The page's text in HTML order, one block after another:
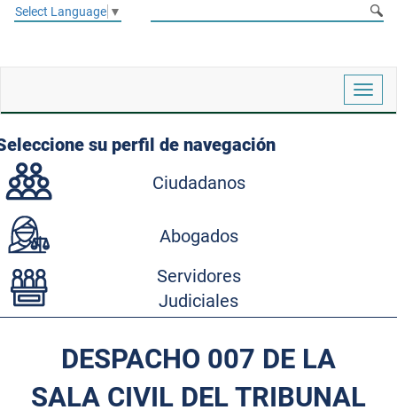
Select Language ▼
su perfil de navegación
Ciudadanos
Abogados
Servidores
Judiciales
DESPACHO 007 DE LA
SALA CIVIL DEL TRIBUNAL